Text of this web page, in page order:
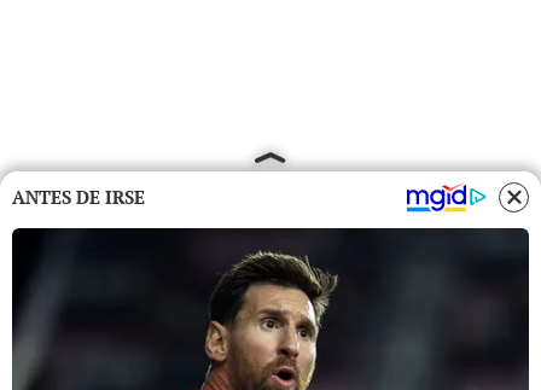
ANTES DE IRSE